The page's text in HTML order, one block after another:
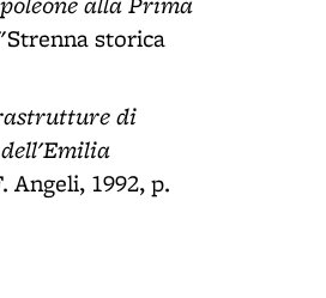
storica
di
Angeli, 1992, p.